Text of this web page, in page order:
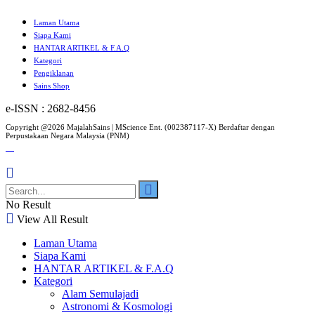
Laman Utama
Siapa Kami
HANTAR ARTIKEL & F.A.Q
Kategori
Pengiklanan
Sains Shop
e-ISSN : 2682-8456
Copyright @2026 MajalahSains | MScience Ent. (002387117-X) Berdaftar dengan
Perpustakaan Negara Malaysia (PNM)
No Result
View All Result
Laman Utama
Siapa Kami
HANTAR ARTIKEL & F.A.Q
Kategori
Alam Semulajadi
Astronomi & Kosmologi